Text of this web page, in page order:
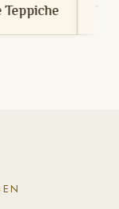
Teppiche